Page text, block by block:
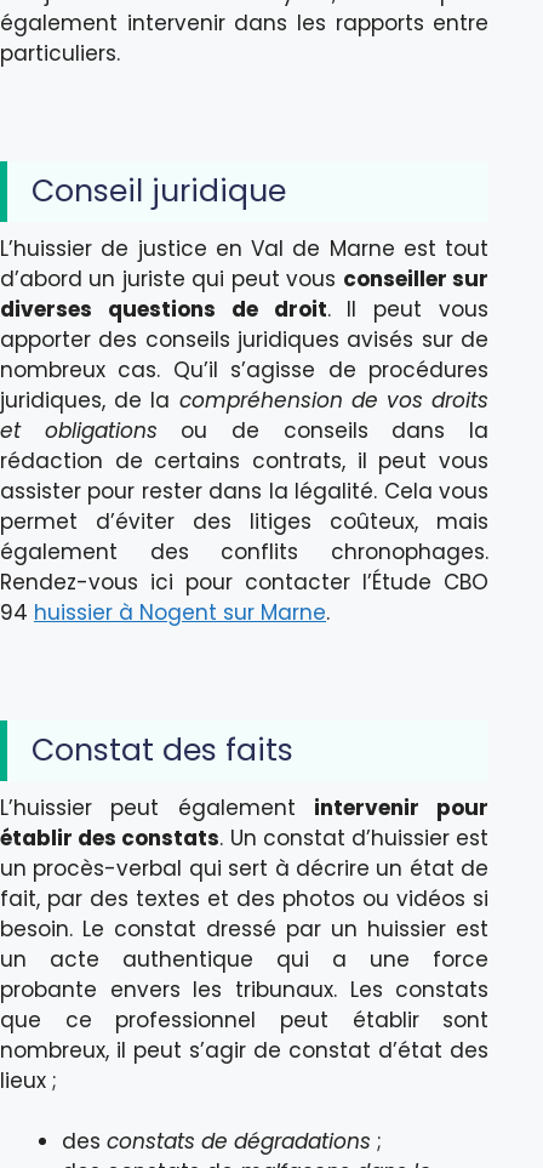
également intervenir dans les rapports entre
particuliers.
Conseil juridique
L’huissier de justice en Val de Marne est tout
d’abord un juriste qui peut vous conseiller sur
diverses questions de droit. Il peut vous
apporter des conseils juridiques avisés sur de
nombreux cas. Qu’il s’agisse de procédures
juridiques, de la compréhension de vos droits
et obligations ou de conseils dans la
rédaction de certains contrats, il peut vous
assister pour rester dans la légalité. Cela vous
permet d’éviter des litiges coûteux, mais
également des conflits chronophages.
Rendez-vous ici pour contacter l’Étude CBO
94 huissier à Nogent sur Marne.
Constat des faits
L’huissier peut également intervenir pour
établir des constats. Un constat d’huissier est
un procès-verbal qui sert à décrire un état de
fait, par des textes et des photos ou vidéos si
besoin. Le constat dressé par un huissier est
un acte authentique qui a une force
probante envers les tribunaux. Les constats
que ce professionnel peut établir sont
nombreux, il peut s’agir de constat d’état des
lieux ;
des constats de dégradations ;